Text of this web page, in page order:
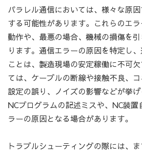
パラレル通信においては、様々な原
する可能性があります。これらのエ
動作や、最悪の場合、機械の損傷を
ります。通信エラーの原因を特定し
ことは、製造現場の安定稼働に不可
ては、ケーブルの断線や接触不良、
設定の誤り、ノイズの影響などが挙げ
NCプログラムの記述ミスや、NC装置
ラーの原因となる場合があります。
トラブルシューティングの際には、